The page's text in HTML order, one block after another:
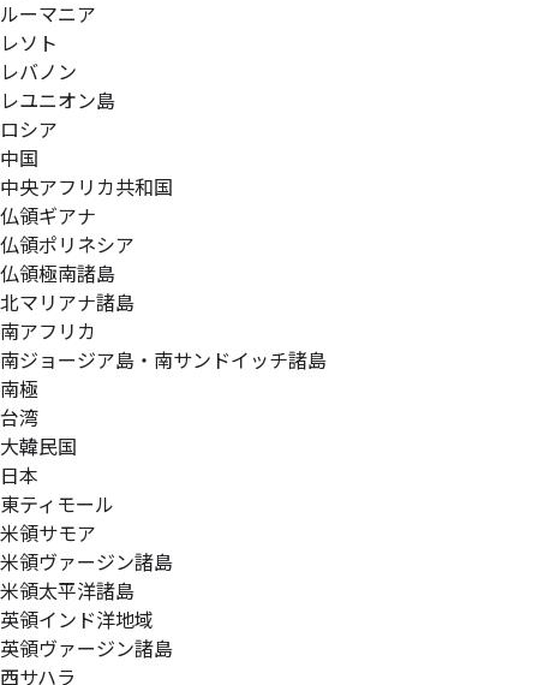
ルーマニア
レソト
レバノン
レユニオン島
ロシア
中国
中央アフリカ共和国
仏領ギアナ
仏領ポリネシア
仏領極南諸島
北マリアナ諸島
南アフリカ
南ジョージア島・南サンドイッチ諸島
南極
台湾
大韓民国
日本
東ティモール
米領サモア
米領ヴァージン諸島
米領太平洋諸島
英領インド洋地域
英領ヴァージン諸島
西サハラ